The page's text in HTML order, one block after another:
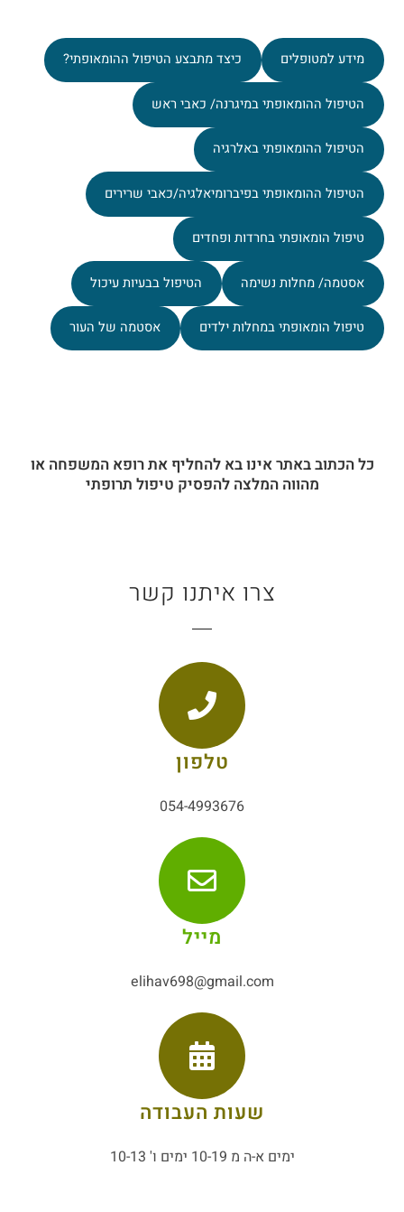
מידע למטופלים כיצד מתבצע הטיפול ההומאופתי?
הטיפול ההומאופתי במיגרנה/ כאבי ראש
הטיפול ההומאופתי באלרגיה
הטיפול ההומאופתי בפיברומיאלגיה/כאבי שרירים
טיפול הומאופתי בחרדות ופחדים
אסטמה/ מחלות נשימה הטיפול בבעיות עיכול
טיפול הומאופתי במחלות ילדים אסטמה של העור
כל הכתוב באתר אינו בא להחליף את רופא המשפחה או
מהווה המלצה להפסיק טיפול תרופתי
צרו איתנו קשר
טלפון
054-4993676
מייל
elihav698@gmail.com
שעות העבודה
ימים א-ה מ 10-19 ימים ו' 10-13